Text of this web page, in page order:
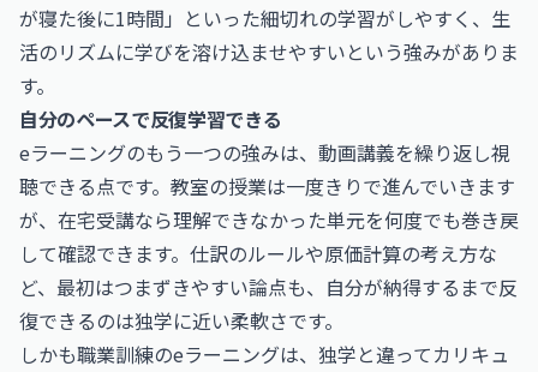
が寝た後に1時間」といった細切れの学習がしやすく、生
活のリズムに学びを溶け込ませやすいという強みがありま
す。
自分のペースで反復学習できる
eラーニングのもう一つの強みは、動画講義を繰り返し視
聴できる点です。教室の授業は一度きりで進んでいきます
が、在宅受講なら理解できなかった単元を何度でも巻き戻
して確認できます。仕訳のルールや原価計算の考え方な
ど、最初はつまずきやすい論点も、自分が納得するまで反
復できるのは独学に近い柔軟さです。
しかも職業訓練のeラーニングは、独学と違ってカリキュ